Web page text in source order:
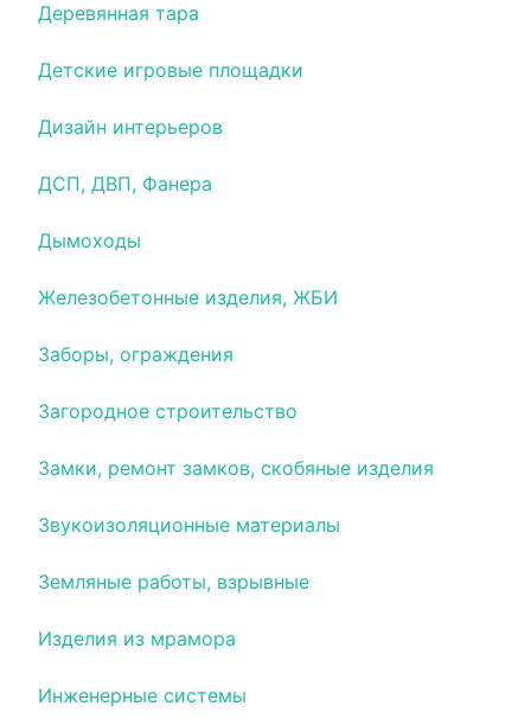
Деревянная тара
Детские игровые площадки
Дизайн интерьеров
ДСП, ДВП, Фанера
Дымоходы
Железобетонные изделия, ЖБИ
Заборы, ограждения
Загородное строительство
Замки, ремонт замков, скобяные изделия
Звукоизоляционные материалы
Земляные работы, взрывные
Изделия из мрамора
Инженерные системы